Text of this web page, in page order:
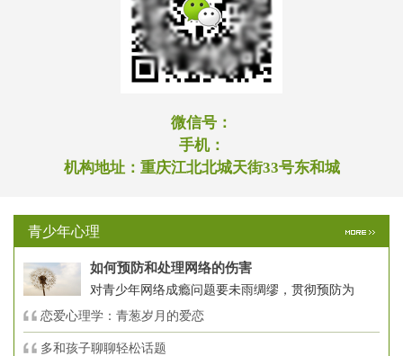
微信号：
手机：
机构地址： 重庆江北北城天街33号东和城
青少年心理
如何预防和处理网络的伤害
对青少年网络成瘾问题要未雨绸缪，贯彻预防为
恋爱心理学：青葱岁月的爱恋
多和孩子聊聊轻松话题